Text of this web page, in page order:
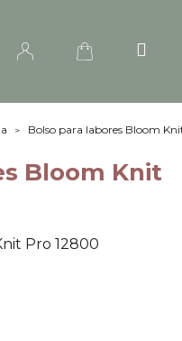
Bolso para labores Bloom
Bloom Knit